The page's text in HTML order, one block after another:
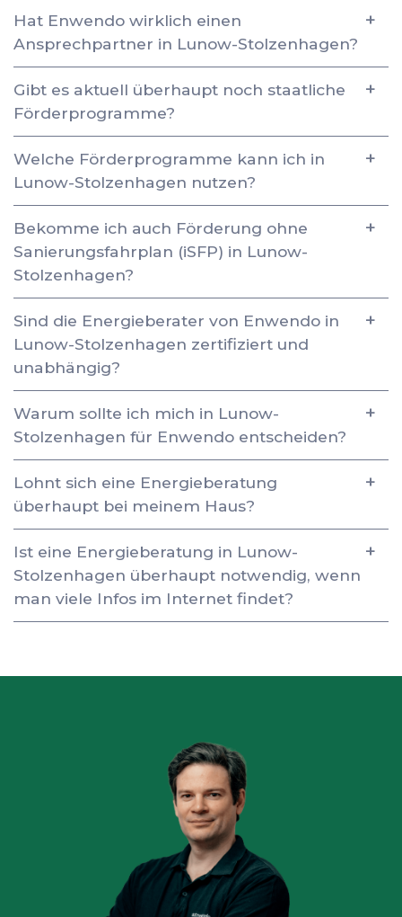
Hat Enwendo wirklich einen
Ansprechpartner in Lunow-Stolzenhagen?
Gibt es aktuell überhaupt noch staatliche
Förderprogramme?
Welche Förderprogramme kann ich in
Lunow-Stolzenhagen nutzen?
Bekomme ich auch Förderung ohne
Sanierungsfahrplan (iSFP) in Lunow-
Stolzenhagen?
Sind die Energieberater von Enwendo in
Lunow-Stolzenhagen zertifiziert und
unabhängig?
Warum sollte ich mich in Lunow-
Stolzenhagen für Enwendo entscheiden?
Lohnt sich eine Energieberatung
überhaupt bei meinem Haus?
Ist eine Energieberatung in Lunow-
Stolzenhagen überhaupt notwendig, wenn
man viele Infos im Internet findet?